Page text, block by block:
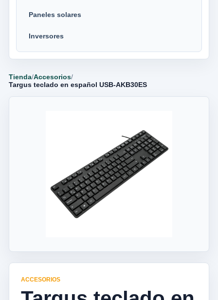
Paneles solares
Inversores
Tienda/Accesorios/
Targus teclado en español USB-AKB30ES
ACCESORIOS